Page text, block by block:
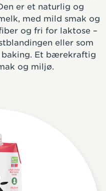
er et naturlig og
med mild smak og
og fri for laktose –
eller som
Et bærekraftig
og miljø.